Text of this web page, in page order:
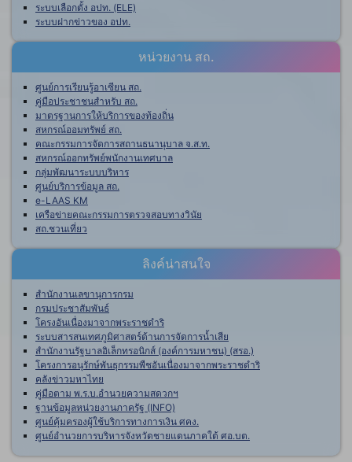
ระบบเลือกตั้ง อปท. (ELE)
ระบบฝากข่าวของ อปท.
หน่วยงาน สถ.
ศูนย์การเรียนรู้อาเซียน สถ.
คู่มือประชาชนสำหรับ สถ.
มาตรฐานการให้บริการของท้องถิ่น
สหกรณ์ออมทรัพย์ สถ.
คณะกรรมการจัดการสถานธนานุบาล จ.ส.ท.
สหกรณ์ออกทรัพย์พนักงานเทศบาล
กลุ่มพัฒนาระบบบริหาร
ศูนย์บริการข้อมูล สถ.
e-LAAS KM
เครือข่ายคณะกรรมการตรวจสอบทางวินัย
สถ.ชวนเที่ยว
ลิงค์น่าสนใจ
สำนักงานเลขานุการกรม
กรมประชาสัมพันธ์
โครงอันเนื่องมาจากพระราชดำริ
ระบบสารสนเทศภูมิศาสตร์ด้านการจัดการน้ำเสีย
สำนักงานรัฐบาลอิเล็กทรอนิกส์ (องค์การมหาชน) (สรอ.)
โครงการอนุรักษ์พันธุกรรมพืชอันเนื่องมาจากพระราชดำริ
คลังข่าวมหาไทย
คู่มือตาม พ.ร.บ.อำนวยความสดวกฯ
ฐานข้อมูลหน่วยงานภาครัฐ (INFO)
ศูนย์คุ้มครองผู้ใช้บริการทางการเงิน ศคง.
ศูนย์อำนวยการบริหารจังหวัดชายแดนภาคใต้ ศอ.บต.